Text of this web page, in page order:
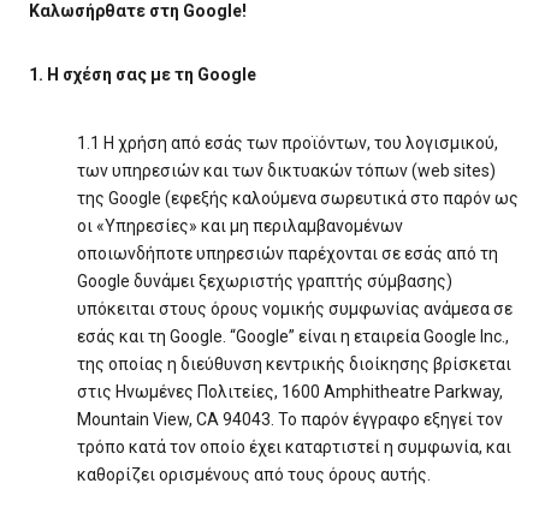
Καλωσήρθατε στη Google!
1. Η σχέση σας με τη Google
1.1 Η χρήση από εσάς των προϊόντων, του λογισμικού,
των υπηρεσιών και των δικτυακών τόπων (web sites)
της Google (εφεξής καλούμενα σωρευτικά στο παρόν ως
οι «Υπηρεσίες» και μη περιλαμβανομένων
οποιωνδήποτε υπηρεσιών παρέχονται σε εσάς από τη
Google δυνάμει ξεχωριστής γραπτής σύμβασης)
υπόκειται στους όρους νομικής συμφωνίας ανάμεσα σε
εσάς και τη Google. “Google” είναι η εταιρεία Google Inc.,
της οποίας η διεύθυνση κεντρικής διοίκησης βρίσκεται
στις Ηνωμένες Πολιτείες, 1600 Amphitheatre Parkway,
Mountain View, CA 94043. Το παρόν έγγραφο εξηγεί τον
τρόπο κατά τον οποίο έχει καταρτιστεί η συμφωνία, και
καθορίζει ορισμένους από τους όρους αυτής.